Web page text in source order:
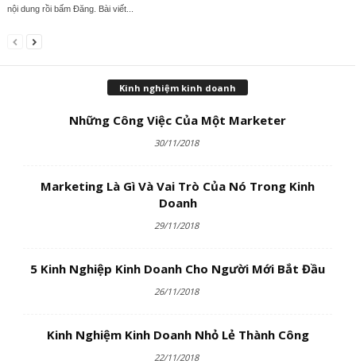
nội dung rồi bấm Đăng. Bài viết...
Kinh nghiệm kinh doanh
Những Công Việc Của Một Marketer
30/11/2018
Marketing Là Gì Và Vai Trò Của Nó Trong Kinh
Doanh
29/11/2018
5 Kinh Nghiệp Kinh Doanh Cho Người Mới Bắt Đầu
26/11/2018
Kinh Nghiệm Kinh Doanh Nhỏ Lẻ Thành Công
22/11/2018